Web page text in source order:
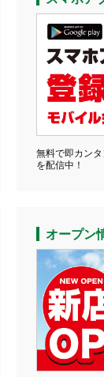
無料で即カン
を配信中！
オープン